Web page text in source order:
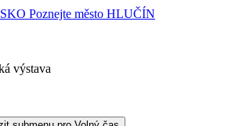
Poznejte město HLUČÍN
výstava